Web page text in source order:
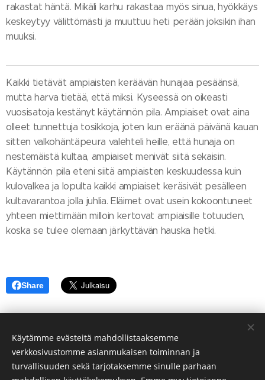
rakastat häntä. Mikäli karhu rakastaa myös sinua, hyökkäys
keskeytyy välittömästi ja muuttuu heti perään joksikin ihan
muuksi.
Kaikki tietävät ampiaisten keräävän hunajaa pesäänsä,
mutta harva tietää, että miksi. Kyseessä on oikeasti
vuosisatoja kestänyt käytännön pila. Ampiaiset ovat aina
olleet tunnettuja tosikkoja, joten kun eräänä päivänä kauan
sitten valkohäntäpeura valehteli heille, että hunaja on
nestemäistä kultaa, ampiaiset menivät siitä sekaisin.
Käytännön pila eteni siitä ampiaisten keskuudessa kuin
kulovalkea ja lopulta kaikki ampiaiset keräsivät pesälleen
kultavarantoa jolla juhlia. Eläimet ovat usein kokoontuneet
yhteen miettimään milloin kertovat ampiaisille totuuden,
koska se tulee olemaan järkyttävän hauska hetki.
Share
ELOKUUN 2026UUDELLEENNOSTONA:
Sähköpostihuijari joka ei taida katsoa
Käytämme evästeitä mahdollistaaksemme
verkkosivustomme asianmukaisen toiminnan ja
turvallisuuden sekä tarjotaksemme sinulle parhaan